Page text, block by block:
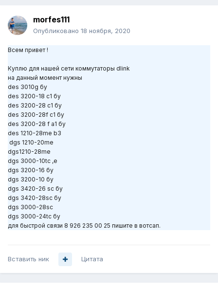
morfes111
Опубликовано 18 ноября, 2020
Всем привет !
Куплю для нашей сети коммутаторы dlink
на данный момент нужны
des 3010g бу
des 3200-18 c1 бу
des 3200-28 c1 бу
des 3200-28f c1 бу
des 3200-28 f a1 бу
des 1210-28me b3
dgs 1210-20me
dgs1210-28me
dgs 3000-10tc ,e
dgs 3200-16 бу
dgs 3200-10 бу
dgs 3420-26 sc бу
dgs 3420-28sc бу
dgs 3000-28sc
dgs 3000-24tc бу
для быстрой связи 8 926 235 00 25 пишите в вотсап.
Вставить ник Цитата